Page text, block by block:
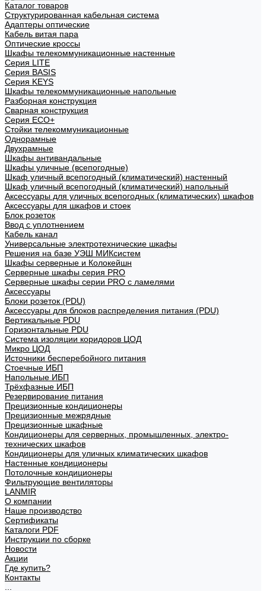
Каталог товаров
Структурированная кабельная система
Адаптеры оптические
Кабель витая пара
Оптические кроссы
Шкафы телекоммуникационные настенные
Cерия LITE
Cерия BASIS
Cерия KEYS
Шкафы телекоммуникационные напольные
Разборная конструкция
Сварная конструкция
Серия ECO+
Стойки телекоммуникационные
Однорамные
Двухрамные
Шкафы антивандальные
Шкафы уличные (всепогодные)
Шкаф уличный всепогодный (климатический) настенный
Шкаф уличный всепогодный (климатический) напольный
Аксессуары для уличных всепогодных (климатических) шкафов
Аксессуары для шкафов и стоек
Блок розеток
Ввод с уплотнением
Кабель канал
Универсальные электротехнические шкафы
Решения на базе УЭШ МИКсистем
Шкафы серверные и Колокейшн
Серверные шкафы серия PRO
Серверные шкафы серии PRO с ламелями
Аксессуары
Блоки розеток (PDU)
Аксессуары для блоков распределения питания (PDU)
Вертикальные PDU
Горизонтальные PDU
Система изоляции коридоров ЦОД
Микро ЦОД
Источники бесперебойного питания
Стоечные ИБП
Напольные ИБП
Трёхфазные ИБП
Резервирование питания
Прецизионные кондиционеры
Прецизионные межрядные
Прецизионные шкафные
Кондиционеры для серверных, промышленных, электро-
технических шкафов
Кондиционеры для уличных климатических шкафов
Настенные кондиционеры
Потолочные кондиционеры
Фильтрующие вентиляторы
LANMIR
О компании
Наше производство
Сертификаты
Каталоги PDF
Инструкции по сборке
Новости
Акции
Где купить?
Контакты